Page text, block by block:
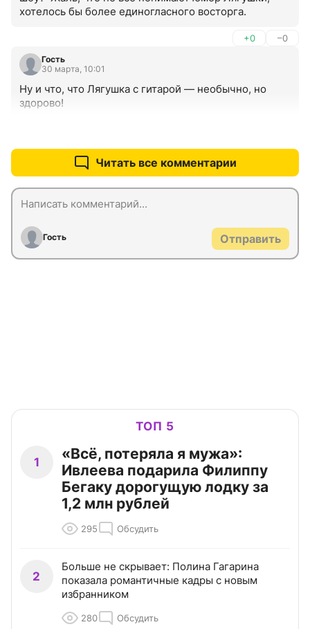
хотелось бы более единогласного восторга.
+0 –0
Гость
30 марта, 10:01
Ну и что, что Лягушка с гитарой — необычно, но
здорово!
Читать все комментарии
Гость Отправить
ТОП 5
1
«Всё, потеряла я мужа»:
Ивлеева подарила Филиппу
Бегаку дорогущую лодку за
1,2 млн рублей
295 Обсудить
2
Больше не скрывает: Полина Гагарина
показала романтичные кадры с новым
избранником
280 Обсудить